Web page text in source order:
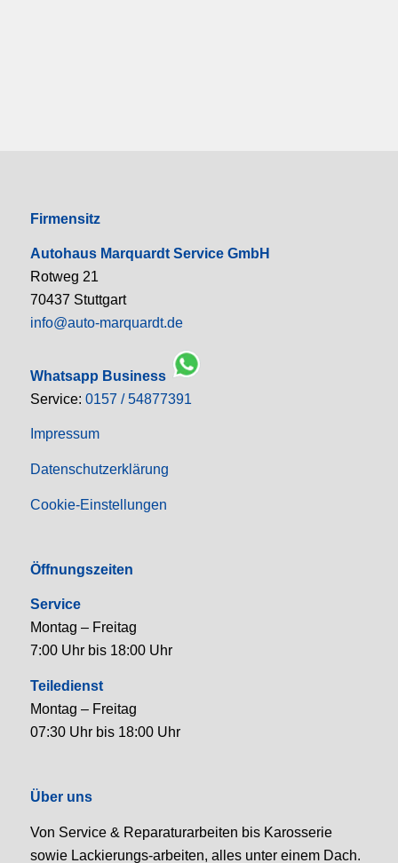
Firmensitz
Autohaus Marquardt Service GmbH
Rotweg 21
70437 Stuttgart
info@auto-marquardt.de
Whatsapp Business
Service: 0157 / 54877391
Impressum
Datenschutzerklärung
Cookie-Einstellungen
Öffnungszeiten
Service
Montag – Freitag
7:00 Uhr bis 18:00 Uhr
Teiledienst
Montag – Freitag
07:30 Uhr bis 18:00 Uhr
Über uns
Von Service & Reparaturarbeiten bis Karosserie
sowie Lackierungs-arbeiten, alles unter einem Dach.